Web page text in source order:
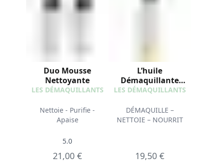
Duo Mousse
Nettoyante
LES DÉMAQUILLANTS
Nettoie - Purifie -
Apaise
5.0
21,00 €
L’huile
Démaquillante
Intense
LES DÉMAQUILLANTS
DÉMAQUILLE –
NETTOIE – NOURRIT
19,50 €